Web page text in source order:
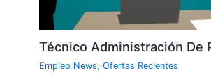
Técnico Administración De
Empleo News,Ofertas Recientes